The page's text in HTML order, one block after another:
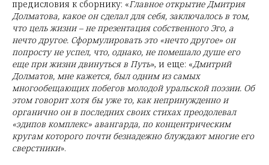
предисловия к сборнику: «Главное открытие Дмитрия
Долматова, какое он сделал для себя, заключалось в том,
что цель жизни – не презентация собственного Эго, а
нечто другое. Сформулировать это «нечто другое» он
попросту не успел, что, однако, не помешало душе его
еще при жизни двинуться в Путь», и еще: «Дмитрий
Долматов, мне кажется, был одним из самых
многообещающих побегов молодой уральской поэзии. Об
этом говорит хотя бы уже то, как непринужденно и
органично он в последних своих стихах преодолевал
«эдипов комплекс» авангарда, по концентрическим
кругам которого почти безнадежно блуждают многие его
сверстники».